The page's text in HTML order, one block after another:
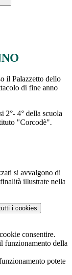
il Palazzetto dello
di fine anno
2°- 4° della scuola
"Corcodè".
si avvalgono di
illustrate nella
i cookies
consentire.
funzionamento della
potete